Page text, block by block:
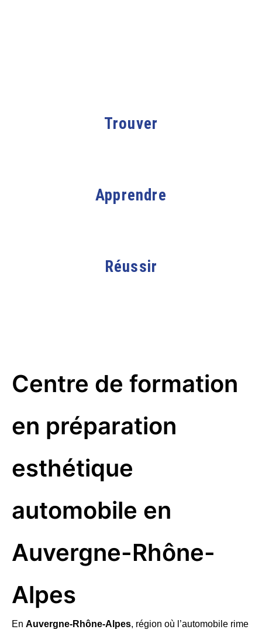
Trouver
Apprendre
Réussir
Centre de formation
en préparation
esthétique
automobile en
Auvergne-Rhône-
Alpes
En Auvergne-Rhône-Alpes, région où l’automobile rime